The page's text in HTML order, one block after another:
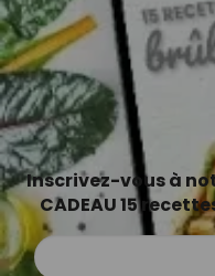
Inscrivez-vous à
CADEAU 15